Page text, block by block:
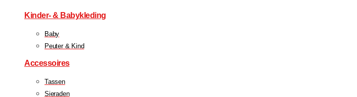
Kinder- & Babykleding
Baby
Peuter & Kind
Accessoires
Tassen
Sieraden